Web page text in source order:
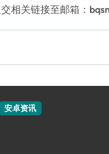
相关链接至邮箱：
安卓资讯